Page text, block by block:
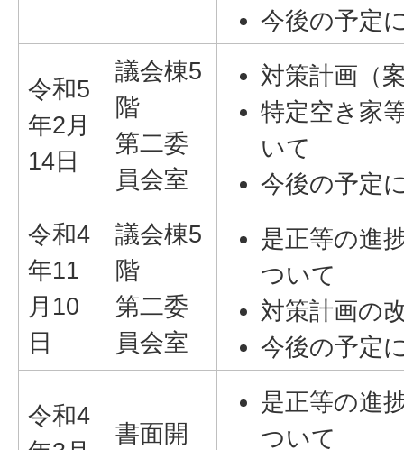
今後の予定
令和5
年2月
14日
議会棟5
階
第二委
員会室
対策計画（
特定空き家
いて
今後の予定
令和4
年11
月10
日
議会棟5
階
第二委
員会室
是正等の進
ついて
対策計画の
今後の予定
令和4
書面開
是正等の進
ついて